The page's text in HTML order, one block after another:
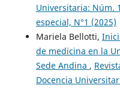
Universitaria: Núm.
especial, N°1 (2025)
Mariela Bellotti,
de medicina en la
Sede Andina ,
Docencia